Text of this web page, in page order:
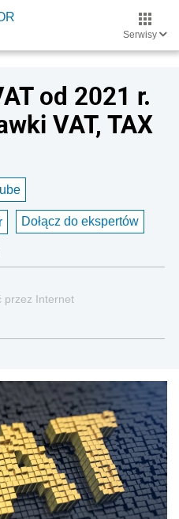
Serwisy
od 2021 r.
VAT, TAX
Dołącz do ekspertów
przez Internet